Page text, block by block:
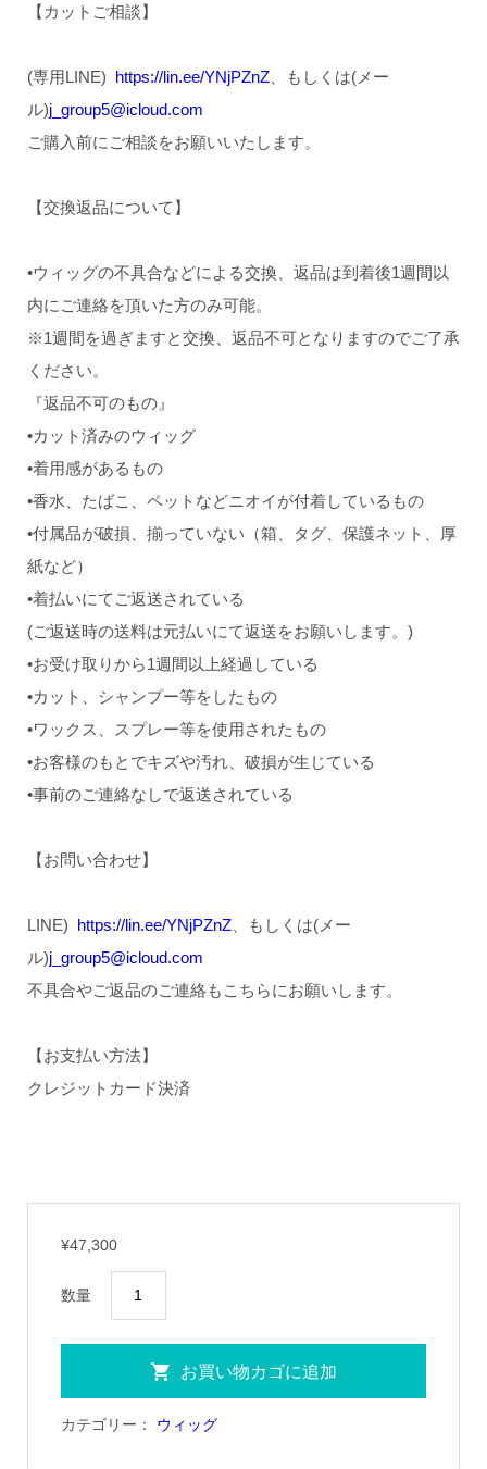
【カットご相談】
(専用LINE) https://lin.ee/YNjPZnZ、もしくは(メー
ル)j_group5@icloud.com
ご購入前にご相談をお願いいたします。
【交換返品について】
•ウィッグの不具合などによる交換、返品は到着後1週間以
内にご連絡を頂いた方のみ可能。
※1週間を過ぎますと交換、返品不可となりますのでご了承
ください。
『返品不可のもの』
•カット済みのウィッグ
•着用感があるもの
•香水、たばこ、ペットなどニオイが付着しているもの
•付属品が破損、揃っていない（箱、タグ、保護ネット、厚
紙など）
•着払いにてご返送されている
(ご返送時の送料は元払いにて返送をお願いします。)
•お受け取りから1週間以上経過している
•カット、シャンプー等をしたもの
•ワックス、スプレー等を使用されたもの
•お客様のもとでキズや汚れ、破損が生じている
•事前のご連絡なしで返送されている
【お問い合わせ】
LINE) https://lin.ee/YNjPZnZ、もしくは(メー
ル)j_group5@icloud.com
不具合やご返品のご連絡もこちらにお願いします。
【お支払い方法】
クレジットカード決済
¥47,300
数量
T
シ
個
お買い物カゴに追加
カテゴリー： ウィッグ